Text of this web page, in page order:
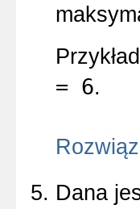
= 6.
Dana